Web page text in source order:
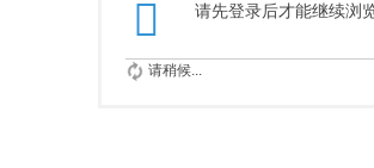
请先登录后才能继续浏
请稍候...